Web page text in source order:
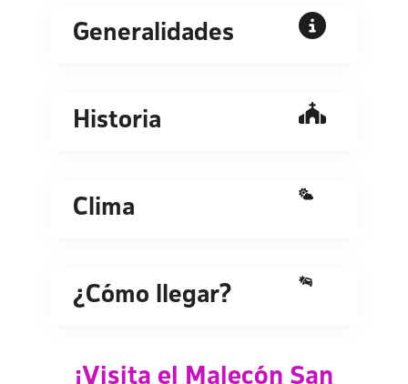
Generalidades
Historia
Clima
¿Cómo llegar?
¡Visita el Malecón San